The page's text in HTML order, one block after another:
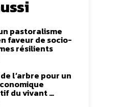
pastoralisme
faveur de socio-
résilients
l’arbre pour un
du vivant …